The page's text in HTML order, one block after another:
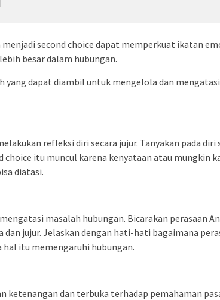
second choice dapat memperkuat ikatan
besar dalam hubungan.
yang dapat diambil untuk mengelola dan mengatasi
refleksi diri secara jujur. Tanyakan pada diri
choice itu muncul karena kenyataan atau mungkin
diatasi.
masalah hubungan. Bicarakan perasaan
dan jujur. Jelaskan dengan hati-hati bagaimana
itu memengaruhi hubungan.
ketenangan dan terbuka terhadap pemahaman